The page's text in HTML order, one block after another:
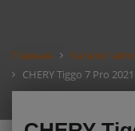
Главная
Каталог
CHERY Tiggo 7 Pro